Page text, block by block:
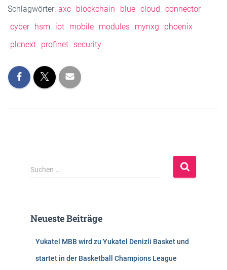
Schlagwörter: axc blockchain blue cloud
connector
cyber
hsm iot mobile modules mynxg
phoenix
plcnext profinet security
S
u
n
Suchen …
Neueste Beiträge
Yukatel MBB wird zu Yukatel Denizli Basket und
startet in der Basketball Champions League